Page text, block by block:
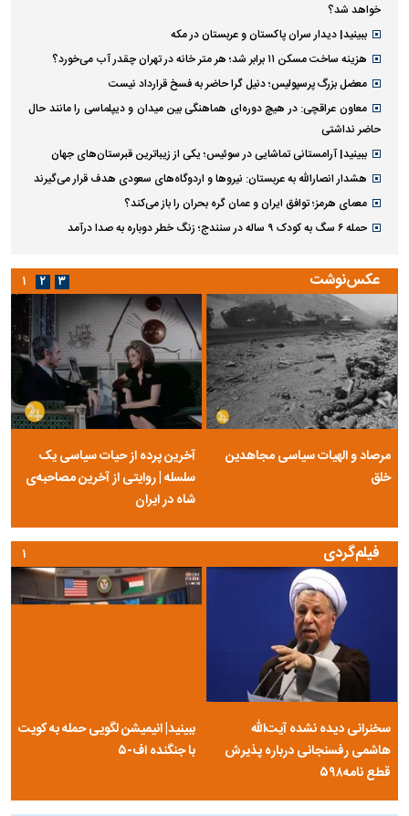
خواهد شد؟
ببینید| دیدار سران پاکستان و عربستان در مکه
هزینه ساخت مسکن ۱۱ برابر شد؛ هر متر خانه در تهران چقدر آب می‌خورد؟
معضل بزرگ پرسپولیس؛ دنیل گرا حاضر به فسخ قرارداد نیست
معاون عراقچی: در هیچ دوره‌ای هماهنگی بین میدان و دیپلماسی را مانند حال
حاضر نداشتی
ببینید| آرامستانی تماشایی در سوئیس؛ یکی از زیباترین قبرستان‌های جهان
هشدار انصارالله به عربستان: نیروها و اردوگاه‌های سعودی هدف قرار می‌گیرند
معمای هرمز؛ توافق ایران و عمان گره بحران را باز می‌کند؟
حمله ۶ سگ به کودک ۹ ساله در سنندج؛ زنگ خطر دوباره به صدا درآمد
عکس‌نوشت
مرصاد و الهیات سیاسی مجاهدین
خلق
آخرین پرده از حیات سیاسی یک
سلسله | روایتی از آخرین مصاحبه‌ی
شاه در ایران
۱ ۲ ۳
فیلم‌گردی
سخنرانی دیده نشده آیت‌الله
هاشمی رفسنجانی درباره پذیرش
قطع نامه۵۹۸
ببینید| انیمیشن لگویی حمله به کویت
با جنگنده اف-۵
۱